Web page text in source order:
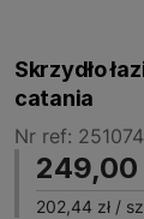
Skrzydło
catania
Nr ref:
249,00
202,44 zł /